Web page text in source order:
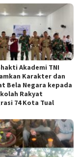
Akademi TNI
Karakter dan
Bela Negara kepada
Rakyat
74 Kota Tual